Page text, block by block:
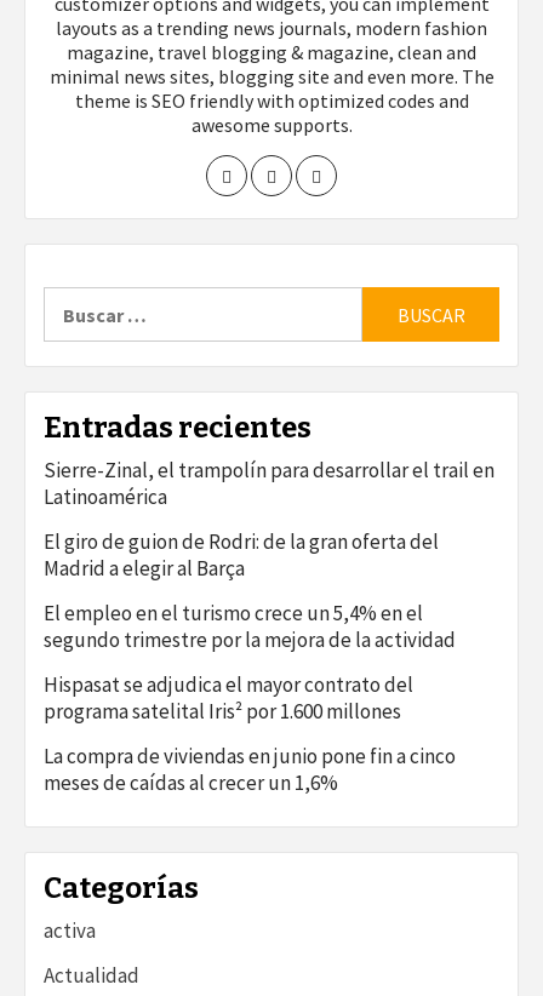
layouts as a trending news journals, modern fashion
magazine, travel blogging & magazine, clean and
minimal news sites, blogging site and even more. The
theme is SEO friendly with optimized codes and
awesome supports.
Entradas recientes
Sierre-Zinal, el trampolín para desarrollar el trail en
Latinoamérica
El giro de guion de Rodri: de la gran oferta del
Madrid a elegir al Barça
El empleo en el turismo crece un 5,4% en el
segundo trimestre por la mejora de la actividad
Hispasat se adjudica el mayor contrato del
programa satelital Iris² por 1.600 millones
La compra de viviendas en junio pone fin a cinco
meses de caídas al crecer un 1,6%
Categorías
activa
Actualidad